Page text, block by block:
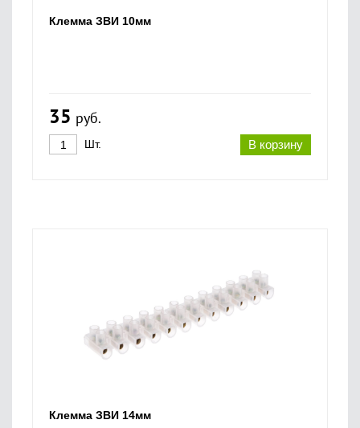
Клемма ЗВИ 10мм
35 руб.
В корзину
Шт.
Клемма ЗВИ 14мм